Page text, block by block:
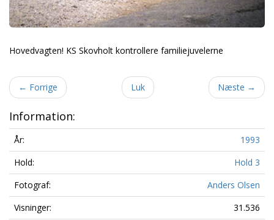
Hovedvagten! KS Skovholt kontrollere familiejuvelerne
← Forrige Luk Næste →
Information:
År:
1993
Hold:
Hold 3
Fotograf:
Anders Olsen
Visninger:
31.536